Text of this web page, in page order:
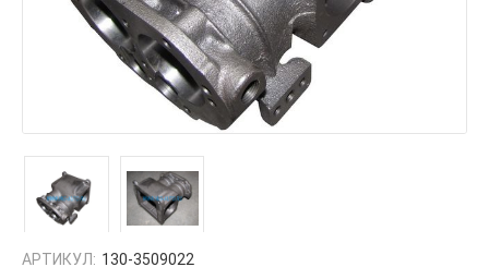
АРТИКУЛ: 130-3509022